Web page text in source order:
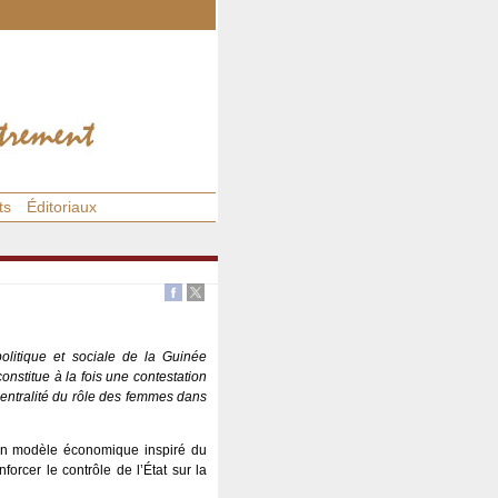
Éditoriaux
et sociale de la Guinée
à la fois une contestation
du rôle des femmes dans
modèle économique inspiré du
le contrôle de l’État sur la